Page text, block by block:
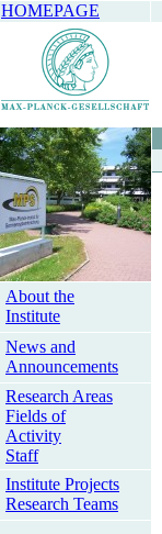
HOMEPAGE
About the
Institute
News and
Announcements
Research Areas
Fields of
Activity
Staff
Institute Projects
Research Teams